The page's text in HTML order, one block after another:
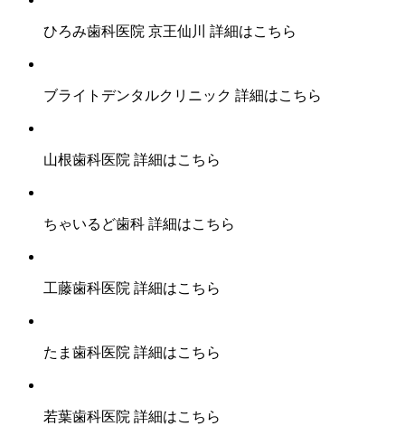
ひろみ歯科医院 京王仙川 詳細はこちら
ブライトデンタルクリニック 詳細はこちら
山根歯科医院 詳細はこちら
ちゃいるど歯科 詳細はこちら
工藤歯科医院 詳細はこちら
たま歯科医院 詳細はこちら
若葉歯科医院 詳細はこちら